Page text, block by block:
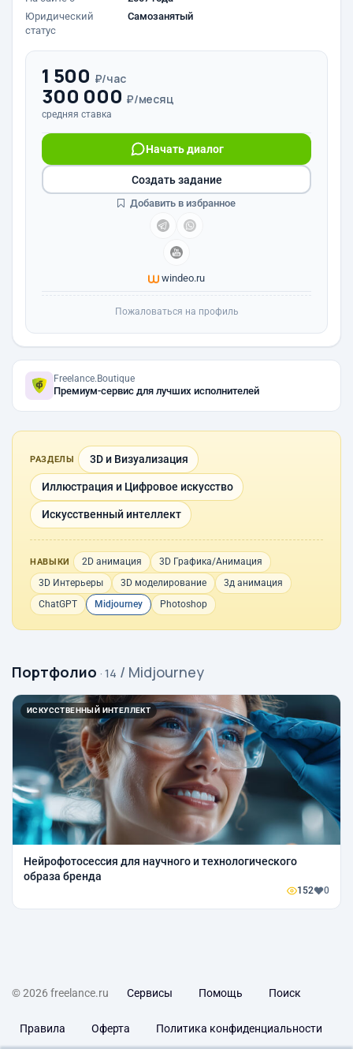
Юридический
статус
Самозанятый
1 500 ₽/час
300 000 ₽/месяц
средняя ставка
Начать диалог
windeo.ru
Создать задание
Добавить в избранное
Пожаловаться на профиль
Freelance.Boutique
Премиум-сервис для лучших исполнителей
РАЗДЕЛЫ 3D и Визуализация
Иллюстрация и Цифровое искусство
Искусственный интеллект
НАВЫКИ 2D анимация
3D Графика/Анимация
3D Интерьеры
3D моделирование
3д анимация
ChatGPT
Midjourney Photoshop
Портфолио · 14 / Midjourney
ИСКУССТВЕННЫЙ ИНТЕЛЛЕКТ
Нейрофотосессия для научного и технологического
образа бренда
152 0
© 2026 freelance.ru Сервисы Помощь Поиск
Правила Оферта Политика конфиденциальности